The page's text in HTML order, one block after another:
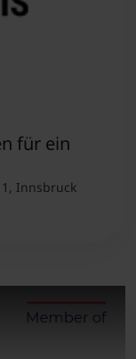
für ein
1, Innsbruck